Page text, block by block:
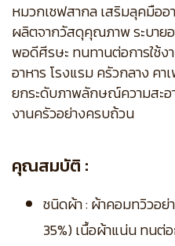
หมวกเชฟสากล เสริมลุคมืออ
ผลิตจากวัสดุคุณภาพ ระบาย
พอดีศีรษะ ทนทานต่อการใช้ง
อาหาร โรงแรม ครัวกลาง คา
ยกระดับภาพลักษณ์ความสะอ
งานครัวอย่างครบถ้วน
คุณสมบัติ :
ชนิดผ้า : ผ้าคอมทวิวอย่
35%) เนื้อผ้าแน่น ทนต่อ